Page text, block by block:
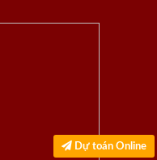
Dự toán Online